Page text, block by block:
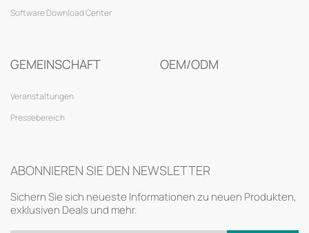
Software Download Center
GEMEINSCHAFT
Veranstaltungen
Pressebereich
OEM/ODM
ABONNIEREN SIE DEN NEWSLETTER
Sichern Sie sich neueste Informationen zu neuen Produkten,
exklusiven Deals und mehr.